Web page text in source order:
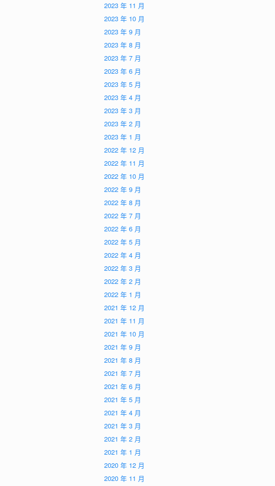
2023 年 11 月
2023 年 10 月
2023 年 9 月
2023 年 8 月
2023 年 7 月
2023 年 6 月
2023 年 5 月
2023 年 4 月
2023 年 3 月
2023 年 2 月
2023 年 1 月
2022 年 12 月
2022 年 11 月
2022 年 10 月
2022 年 9 月
2022 年 8 月
2022 年 7 月
2022 年 6 月
2022 年 5 月
2022 年 4 月
2022 年 3 月
2022 年 2 月
2022 年 1 月
2021 年 12 月
2021 年 11 月
2021 年 10 月
2021 年 9 月
2021 年 8 月
2021 年 7 月
2021 年 6 月
2021 年 5 月
2021 年 4 月
2021 年 3 月
2021 年 2 月
2021 年 1 月
2020 年 12 月
2020 年 11 月